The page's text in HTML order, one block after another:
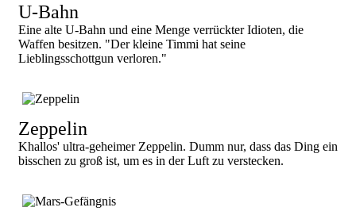
U-Bahn
Eine alte U-Bahn und eine Menge verrückter Idioten, die
Waffen besitzen. "Der kleine Timmi hat seine
Lieblingsschottgun verloren."
Zeppelin
Khallos' ultra-geheimer Zeppelin. Dumm nur, dass das Ding ein
bisschen zu groß ist, um es in der Luft zu verstecken.